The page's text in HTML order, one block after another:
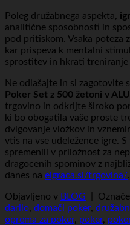
Poleg družabnega aspekta,
analitične sposobnosti in
pod pritiskom. Vsaka poteza
kar prispeva k mentalni
sprostitev in hkrati treniranje
Ne odlašajte in si zagotovite
Poker Set z 500 žetoni v
trgovino in odkrijte široko
ki bo obogatila vaše proste
dvigovanje vložkov in
vtis na vse udeležence igre.
spremenili v priložnost za
dragocenih spominov z
danes na eigraca.si/trgovina/.
Objavljeno v BLOG
darilo, domači poker,
oprema za poker, poker,